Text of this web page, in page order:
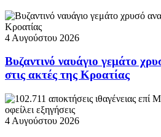
4 Αυγούστου 2026
Βυζαντινό ναυάγιο γεμάτο
στις ακτές της Κροατίας
4 Αυγούστου 2026